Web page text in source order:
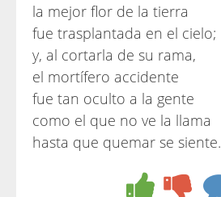
la mejor flor de la tierra
fue trasplantada en el cielo;
y, al cortarla de su rama,
el mortífero accidente
fue tan oculto a la gente
como el que no ve la llama
hasta que quemar se siente.